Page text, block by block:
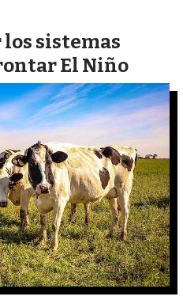
sistemas
El Niño